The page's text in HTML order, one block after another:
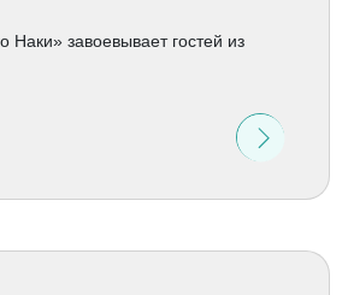
Наки» завоевывает гостей из